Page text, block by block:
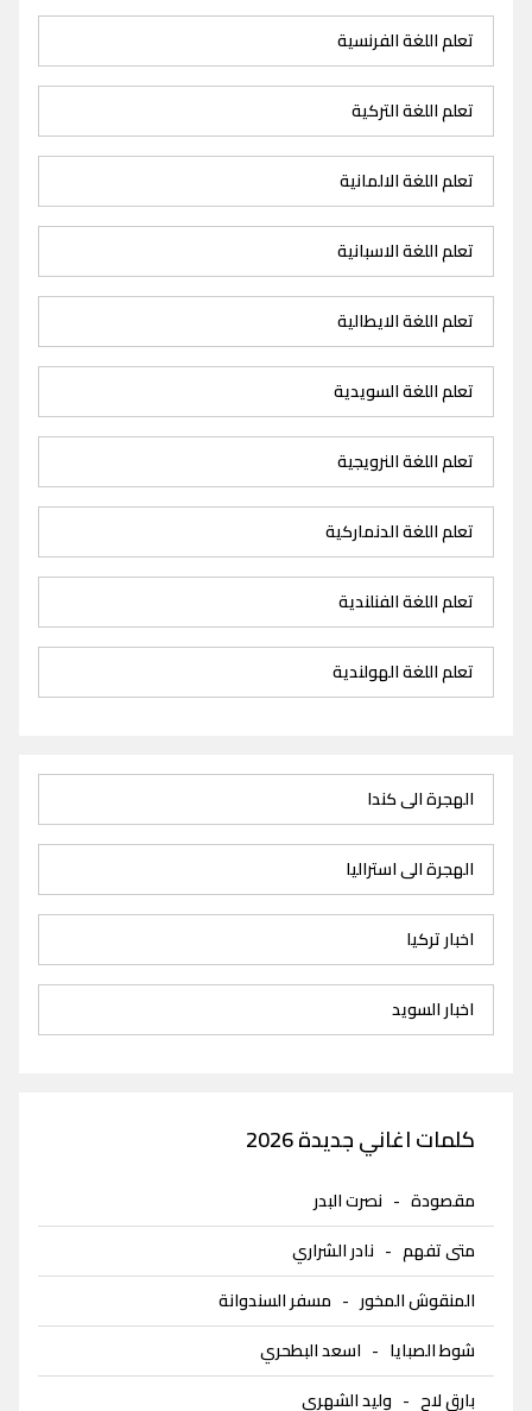
تعلم اللغة الفرنسية
تعلم اللغة التركية
تعلم اللغة الالمانية
تعلم اللغة الاسبانية
تعلم اللغة الايطالية
تعلم اللغة السويدية
تعلم اللغة النرويجية
تعلم اللغة الدنماركية
تعلم اللغة الفنلندية
تعلم اللغة الهولندية
الهجرة الى كندا
الهجرة الى استراليا
اخبار تركيا
اخبار السويد
كلمات اغاني جديدة 2026
مقصودة - نصرت البدر
متى تفهم - نادر الشراري
المنقوش المخور- مسفر السندوانة
شوط الصبايا - اسعد البطحري
بارق لاح - وليد الشهري